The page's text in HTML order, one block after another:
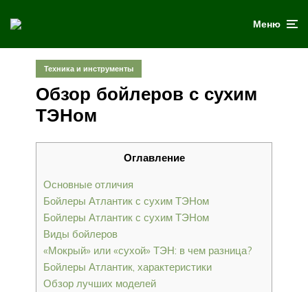
Меню
Техника и инструменты
Обзор бойлеров с сухим
ТЭНом
Оглавление
Основные отличия
Бойлеры Атлантик с сухим ТЭНом
Бойлеры Атлантик с сухим ТЭНом
Виды бойлеров
«Мокрый» или «сухой» ТЭН: в чем разница?
Бойлеры Атлантик, характеристики
Обзор лучших моделей